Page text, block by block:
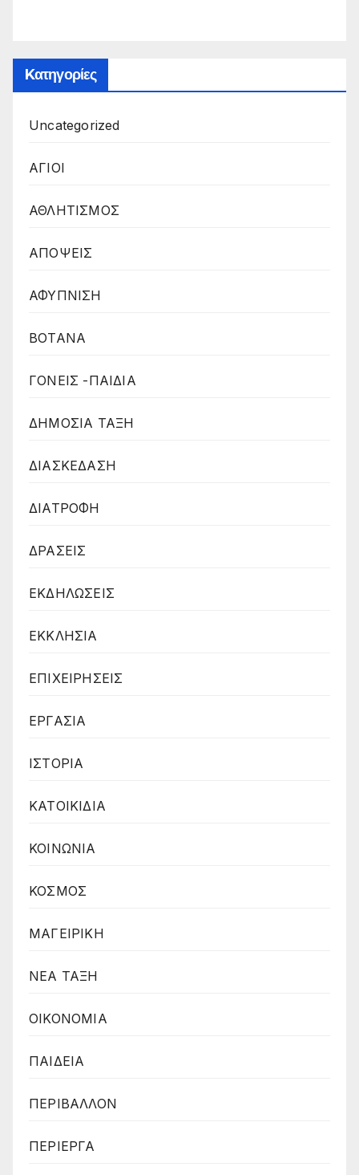
Kατηγορίες
Uncategorized
ΑΓΙΟΙ
ΑΘΛΗΤΙΣΜΟΣ
ΑΠΟΨΕΙΣ
ΑΦΥΠΝΙΣΗ
ΒΟΤΑΝΑ
ΓΟΝΕΙΣ -ΠΑΙΔΙΑ
ΔΗΜΟΣΙΑ ΤΑΞΗ
ΔΙΑΣΚΕΔΑΣΗ
ΔΙΑΤΡΟΦΗ
ΔΡΑΣΕΙΣ
ΕΚΔΗΛΩΣΕΙΣ
ΕΚΚΛΗΣΙΑ
ΕΠΙΧΕΙΡΗΣΕΙΣ
ΕΡΓΑΣΙΑ
ΙΣΤΟΡΙΑ
ΚΑΤΟΙΚΙΔΙΑ
ΚΟΙΝΩΝΙΑ
ΚΟΣΜΟΣ
ΜΑΓΕΙΡΙΚΗ
ΝΕΑ ΤΑΞΗ
ΟΙΚΟΝΟΜΙΑ
ΠΑΙΔΕΙΑ
ΠΕΡΙΒΑΛΛΟΝ
ΠΕΡΙΕΡΓΑ